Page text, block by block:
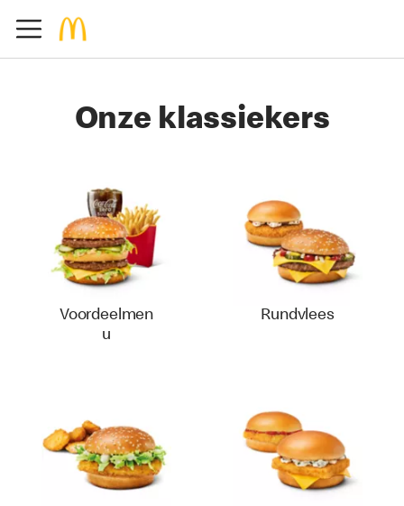
Onze klassiekers
Voordeelmen
u
Rundvlees